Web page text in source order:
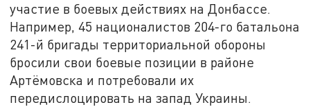
участие в боевых действиях на Донбассе.
Например, 45 националистов 204-го батальона
241-й бригады территориальной обороны
бросили свои боевые позиции в районе
Артёмовска и потребовали их
передислоцировать на запад Украины.